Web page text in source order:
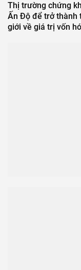
Thị trường chứng
Ấn Độ để trở thành
giới về giá trị vốn